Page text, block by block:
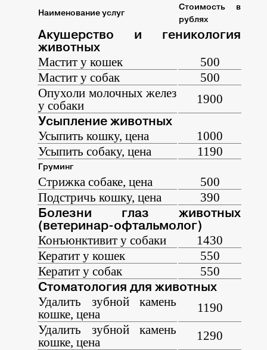
Наименование услуг
Стоимость в
рублях
Акушерство и геникология
животных
Мастит у кошек
500
Мастит у собак
500
Опухоли молочных желез
у собаки
1900
Усыпление животных
Усыпить кошку, цена
1000
Усыпить собаку, цена
1190
Груминг
Стрижка собаке, цена
500
Подстричь кошку, цена
390
Болезни глаз животных
(ветеринар-офтальмолог)
Конъюнктивит у собаки
1430
Кератит у кошек
550
Кератит у собак
550
Стоматология для животных
Удалить зубной камень
кошке, цена
1190
Удалить зубной камень
кошке, цена
1290